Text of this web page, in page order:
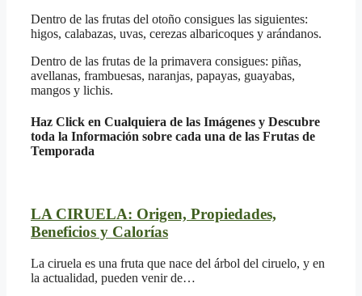
Dentro de las frutas del otoño consigues las siguientes:
higos, calabazas, uvas, cerezas albaricoques y arándanos.
Dentro de las frutas de la primavera consigues: piñas,
avellanas, frambuesas, naranjas, papayas, guayabas,
mangos y lichis.
Haz Click en Cualquiera de las Imágenes y Descubre
toda la Información sobre cada una de las Frutas de
Temporada
LA CIRUELA: Origen, Propiedades,
Beneficios y Calorías
La ciruela es una fruta que nace del árbol del ciruelo, y en
la actualidad, pueden venir de…